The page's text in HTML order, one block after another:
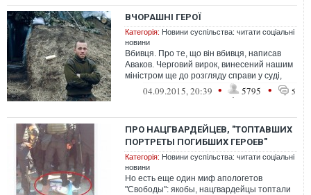
ВЧОРАШНІ ГЕРОЇ
Категорія: Новини суспільства: читати соціальні
новини
Вбивця. Про те, що він вбивця, написав
Аваков. Черговий вирок, винесений нашим
міністром ще до розгляду справи у суді,
виправдовує все
04.09.2015, 20:39 • 5795 • 5
ПРО НАЦГВАРДЕЙЦЕВ, "ТОПТАВШИХ
ПОРТРЕТЫ ПОГИБШИХ ГЕРОЕВ"
Категорія: Новини суспільства: читати соціальні
новини
Но есть еще один миф апологетов
"Свободы": якобы, нацгвардейцы топтали